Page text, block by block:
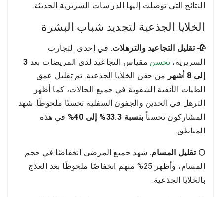
النتائج التي توصلت إليها الدراسات السريرية الحديثة.
الخلايا الجذعية لتجديد شباب البشرة
🥀 تقليل التجاعيد والترهلات. في إحدى التجارب
السريرية،تحسن مقياس التجاعيد لدى المريضات بعد 3
إلى 8 أشهر
من حقن الخلايا الجذعية. تم تقليل عمق
الطيات الأنفية الشفوية في جميع الحالات، كما أظهر
الترهل في الخدين والجفون السفلية تحسنًا ملحوظًا. شهد
المشاركون تحسناً بنسبة 33.3% إلى 40%
في هذه
المناطق.
🌕 تقليل المسام. شهد جميع المرضى انخفاضًا في حجم
المسام، وأظهر 25% منهم انخفاضًا ملحوظًا بعد العلاج
بالخلايا الجذعية.